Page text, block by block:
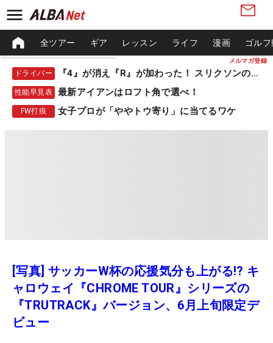
メルマガ登録
全ツアー ギア レッスン ライフ 漫画 ゴル
ドライバー 『4』が消え『R』が加わった！ スリクソンの新作
性能早見表 最新アイアンはロフト角で選べ！
FW打痕 女子プロが「ややトウ寄り」に当てるワケ
[写真] サッカーW杯の応援気分も上がる!? キ
ャロウェイ『CHROME TOUR』シリーズの
『TRUTRACK』バージョン、6月上旬限定デ
ビュー